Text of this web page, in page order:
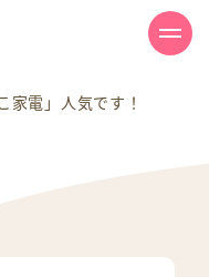
家電」人気です！